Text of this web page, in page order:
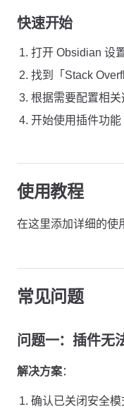
快速开始
打开 Obsidian 设
找到「Stack
根据需要配置相关
开始使用插件功能
使用教程
在这里添加详细的使
常见问题
问题一：插件无
解决方案：
确认已关闭安全模